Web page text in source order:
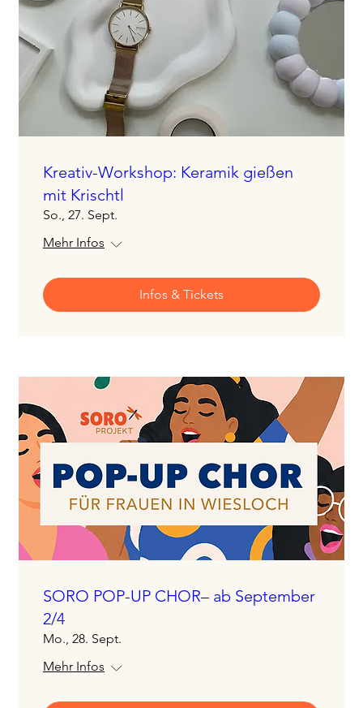
Kreativ-Workshop: Keramik gießen
mit Krischtl
So., 27. Sept.
Mehr Infos
Infos & Tickets
SORO POP-UP CHOR– ab September
2/4
Mo., 28. Sept.
Mehr Infos